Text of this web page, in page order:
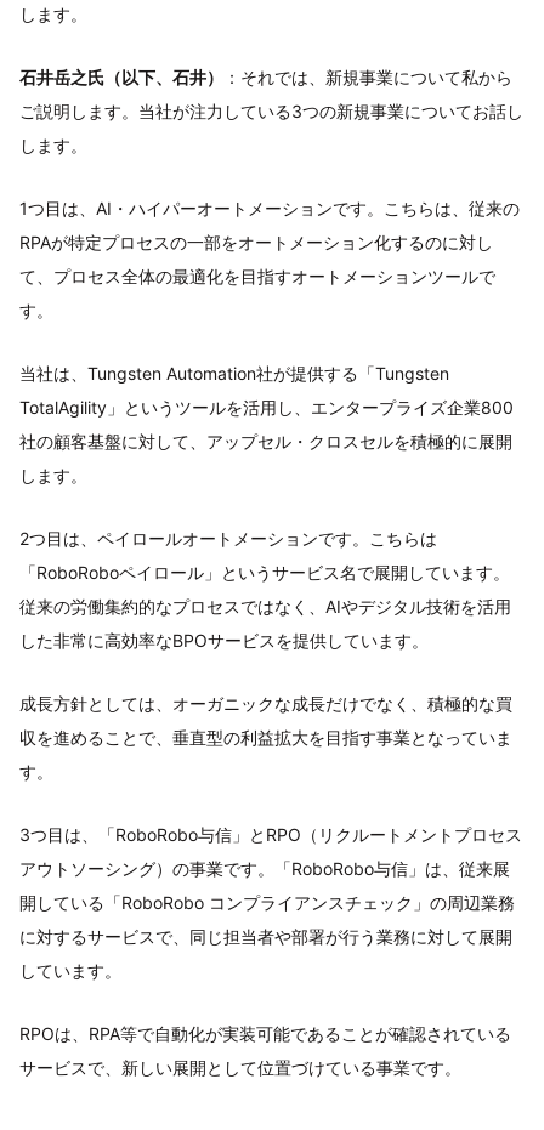
します。
石井岳之氏（以下、石井）
：それでは、新規事業について私から
ご説明します。当社が注力している3つの新規事業についてお話し
します。
1つ目は、AI・ハイパーオートメーションです。こちらは、従来の
RPAが特定プロセスの一部をオートメーション化するのに対し
て、プロセス全体の最適化を目指すオートメーションツールで
す。
当社は、Tungsten Automation社が提供する「Tungsten
TotalAgility」というツールを活用し、エンタープライズ企業800
社の顧客基盤に対して、アップセル・クロスセルを積極的に展開
します。
2つ目は、ペイロールオートメーションです。こちらは
「RoboRoboペイロール」というサービス名で展開しています。
従来の労働集約的なプロセスではなく、AIやデジタル技術を活用
した非常に高効率なBPOサービスを提供しています。
成長方針としては、オーガニックな成長だけでなく、積極的な買
収を進めることで、垂直型の利益拡大を目指す事業となっていま
す。
3つ目は、「RoboRobo与信」とRPO（リクルートメントプロセス
アウトソーシング）の事業です。「RoboRobo与信」は、従来展
開している「RoboRobo コンプライアンスチェック」の周辺業務
に対するサービスで、同じ担当者や部署が行う業務に対して展開
しています。
RPOは、RPA等で自動化が実装可能であることが確認されている
サービスで、新しい展開として位置づけている事業です。